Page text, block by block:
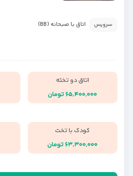
سرویس اتاق با صبحانه (BB)
اتاق دو تخته
۶۵,۴۰۰,۰۰۰ تومان
کودک با تخت
۶۳,۳۰۰,۰۰۰ تومان